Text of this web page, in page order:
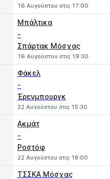
16 Αυγούστου στις 17:00
Μπάλτικα
-
Σπάρτακ Μόσχας
16 Αυγούστου στις 19:30
Φάκελ
-
Έρενμπουργκ
22 Αυγούστου στις 15:30
Ακμάτ
-
Ροστόφ
22 Αυγούστου στις 18:00
ΤΣΣΚΑ Μόσχας